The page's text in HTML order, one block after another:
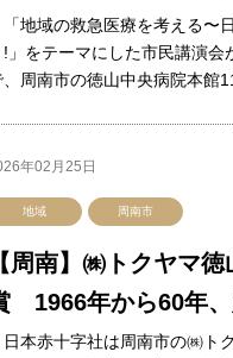
地域の救急医療を考える〜
!」をテーマにした市民講演会
周南市の徳山中央病院本館
年02月25日
地域 周南市
周南】㈱トクヤマ徳
1966年から60年
本赤十字社は周南市の㈱ト